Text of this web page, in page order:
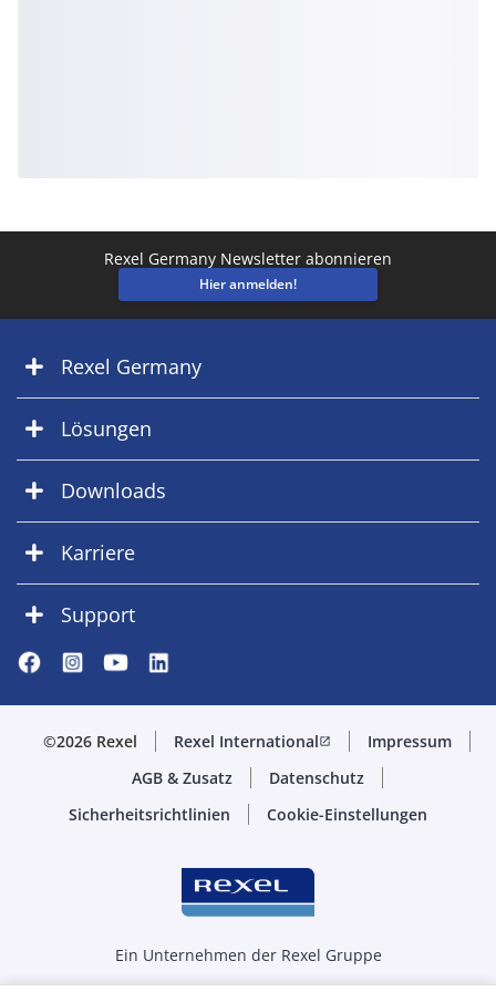
Rexel Germany Newsletter abonnieren
Hier anmelden!
Rexel Germany
Lösungen
Downloads
Karriere
Support
©2026 Rexel Rexel Internationalopen_in_new
Impressum
AGB & Zusatz
Datenschutz
Sicherheitsrichtlinien
Cookie-Einstellungen
Ein Unternehmen der Rexel Gruppe